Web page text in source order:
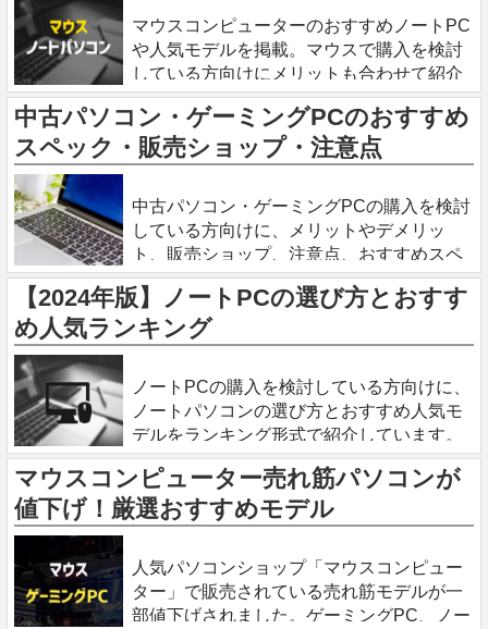
マウスコンピューターのおすすめノートPC
や人気モデルを掲載。マウスで購入を検討
している方向けにメリットも合わせて紹介
しています。 マウスコンピューターで購入
するメリット 以下の理由からでパソコンを
購入する人は最近多い
中古パソコン・ゲーミングPCのおすすめ
スペック・販売ショップ・注意点
中古パソコン・ゲーミングPCの購入を検討
している方向けに、メリットやデメリッ
ト、販売ショップ、注意点、おすすめスペ
ックなどの情報をまとめて紹介していま
す。 新品ではなく中古という選択肢・メリ
ット 中古パソコンは安い
【2024年版】ノートPCの選び方とおすす
め人気ランキング
ノートPCの購入を検討している方向けに、
ノートパソコンの選び方とおすすめ人気モ
デルをランキング形式で紹介しています。
パソコンは高価なデバイスのため、後悔し
ない選択をしましょう。 ノートPCの選び
方 用途で選ぶ
マウスコンピューター売れ筋パソコンが
値下げ！厳選おすすめモデル
人気パソコンショップ「マウスコンピュー
ター」で販売されている売れ筋モデルが一
部値下げされました。ゲーミングPC、ノー